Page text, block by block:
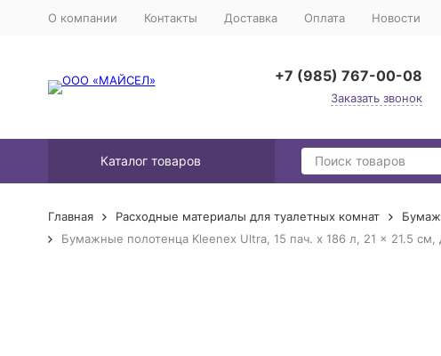
О компании Контакты Доставка Оплата Новости
+7 (985) 767-00-08
Заказать звонок
Каталог товаров
Главная Расходные материалы для туалетных комнат
Бумажные полотенца Kleenex Ultra, 15 пач. х 186 л, 21 × 21.5